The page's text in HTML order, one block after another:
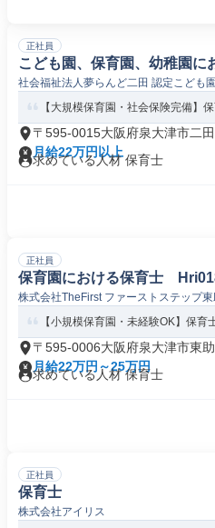
正社員
こども園、保育園、幼稚園
社会福祉法人夢らんど二田 認定こども
【大規模保育園・社会保険完備】
〒595-0015大阪府泉大津市二
月給22万円以上
求めている人材 保育士
正社員
保育園における保育士
株式会社TheFirst ファーストステップ
【小規模保育園・未経験OK】保育
〒595-0006大阪府泉大津市東
月給22万円～25万円
求めている人材 保育士
正社員
保育士
株式会社アイリス